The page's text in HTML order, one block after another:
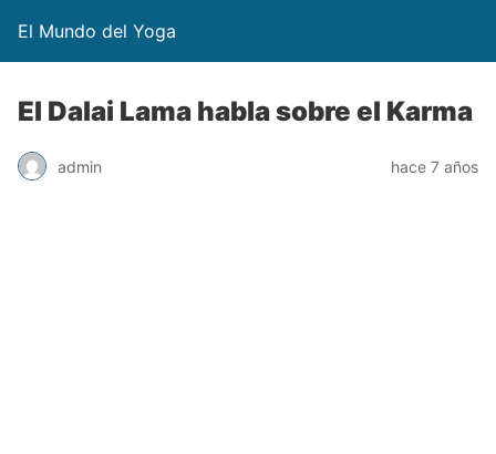
El Mundo del Yoga
El Dalai Lama habla sobre el Karma
admin hace 7 años